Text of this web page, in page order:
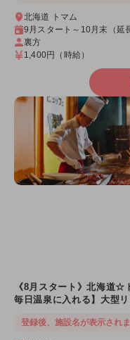
北海道 トマム
9月スタート～10月末（延
裏方
1,400円
（時給）
《8月スタート》北海道☆
毎日温泉に入れる】大型
登録後、施設名が表示され